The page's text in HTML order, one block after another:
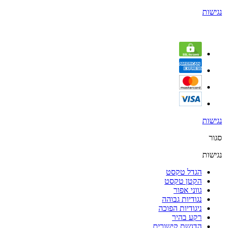
נגישות
נגישות
סגור
נגישות
הגדל טקסט
הקטן טקסט
גווני אפור
נגודיות גבוהה
ניגודיות הפוכה
רקע בהיר